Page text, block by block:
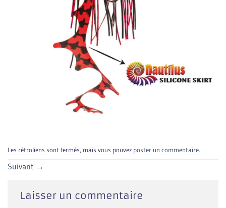
Les rétroliens sont fermés, mais vous pouvez poster un commentaire.
Suivant →
Laisser un commentaire